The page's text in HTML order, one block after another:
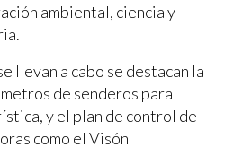
ambiental, ciencia y
llevan a cabo se destacan la
de senderos para
y el plan de control de
como el Visón